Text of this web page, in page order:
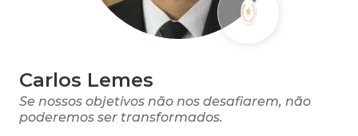
Carlos Lemes
Se nossos objetivos não nos desafiarem, não
poderemos ser transformados.